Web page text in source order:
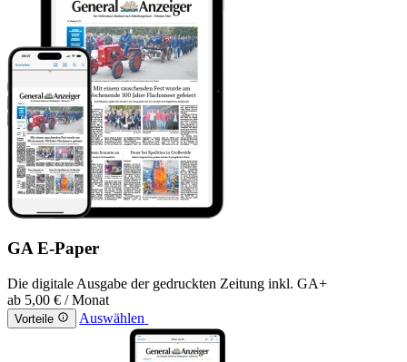
GA E-Paper
Die digitale Ausgabe der gedruckten Zeitung inkl. GA+
ab 5,00 € / Monat
Vorteile Auswählen